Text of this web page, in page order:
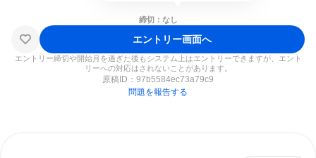
締切：なし
エントリー画面へ
エントリー締切や開始月を過ぎた後もシステム上はエントリーできますが、エント
リーへの対応はされないことがあります。
原稿ID： 97b5584ec73a79c9
問題を報告する